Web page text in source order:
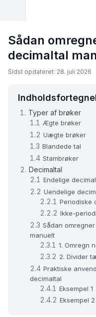
Sådan
decimaltal
Sidst opdateret: 28. juli 2026
Typer af brøker
Ægte brøker
Uægte brøker
Blandede tal
Stambrøker
Decimaltal
Endelige
Uendelige
Periodiske
Ikke-
Sådan
manuelt
1. Omregn
2. Divider
Praktiske
decimaltal
Eksempel 1
Eksempel 2